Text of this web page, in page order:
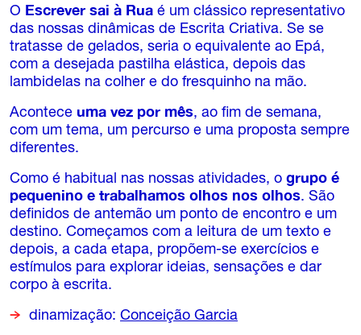
O Escrever sai à Rua é um clássico representativo
das nossas dinâmicas de Escrita Criativa. Se se
tratasse de gelados, seria o equivalente ao Epá,
com a desejada pastilha elástica, depois das
lambidelas na colher e do fresquinho na mão.
Acontece uma vez por mês, ao fim de semana,
com um tema, um percurso e uma proposta sempre
diferentes.
Como é habitual nas nossas atividades, o grupo é
pequenino e trabalhamos olhos nos olhos. São
definidos de antemão um ponto de encontro e um
destino. Começamos com a leitura de um texto e
depois, a cada etapa, propõem-se exercícios e
estímulos para explorar ideias, sensações e dar
corpo à escrita.
dinamização: Conceição Garcia